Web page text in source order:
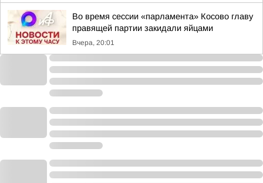
Во время сессии «парламента» Косово главу
правящей партии закидали яйцами
Вчера, 20:01